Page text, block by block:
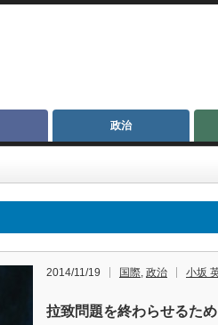
政治
2014/11/19 国際, 政治 小坂
拉致問題を終わらせるた